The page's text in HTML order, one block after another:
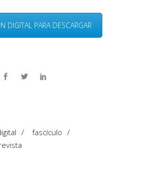
DIGITAL PARA DESCARGAR
/ fascículo /